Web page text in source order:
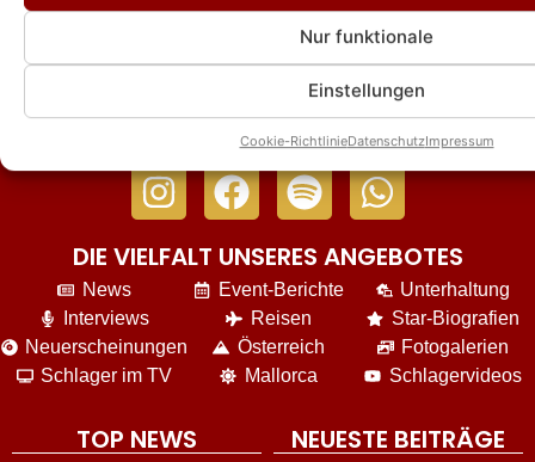
Nur funktionale
Einstellungen
Cookie-RichtlinieDatenschutzImpressum
DIE VIELFALT UNSERES ANGEBOTES
News
Interviews
Neuerscheinungen
Schlager im TV
Event-Berichte
Reisen
Österreich
Mallorca
Unterhaltung
Star-Biografien
Fotogalerien
Schlagervideos
TOP NEWS NEUESTE BEITRÄGE